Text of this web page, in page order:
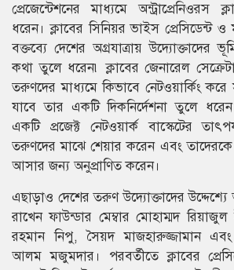
প্রেজেন্টেশনের মাধ্যমে অন্ট্রাপ্রেনিওরস
ধরেন। ক্লাবের সিনিয়র ভাইস প্রেসিডেন্ট
বক্তব্যে দেশের অগ্রযাত্রায় উদ্যোক্তাদের
কথা তুলে ধরেন৷ ক্লাবের জেনারেল
তরুণদের মাধ্যমে কিভাবে নেটওয়ার্কিং
যাবে তার একটি দিকনির্দেশনা তুলে
একটি প্রজেক্ট নেটওয়ার্ক বাস্কেটের
তরুণদের মাঝে শেয়ার করেন এবং তাদেরকে
আসার জন্য অনুপ্রাণিত করেন।
এছাড়াও দেশের তরুণ উদ্যোক্তাদের উদ্দেশ্যে
রাখেন ফাউন্ডার মেম্বার মোহাম্মদ
রহমান নিপু, সৈয়দ মাজহারুজ্জামান
আলম মজুমদার। পরবর্তীতে ক্লাবের